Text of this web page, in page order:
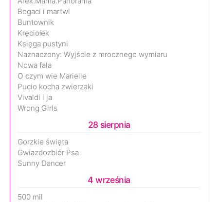
Bogaci i martwi
Buntownik
Kręciołek
Księga pustyni
Naznaczony: Wyjście z mrocznego wymiaru
Nowa fala
O czym wie Marielle
Pucio kocha zwierzaki
Vivaldi i ja
Wrong Girls
28 sierpnia
Gorzkie święta
Gwiazdozbiór Psa
Sunny Dancer
4 września
500 mil